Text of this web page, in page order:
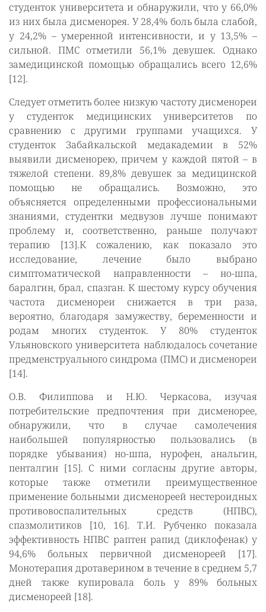
студенток университета и обнаружили, что у 66,0%
из них была дисменорея. У 28,4% боль была слабой,
у 24,2% – умеренной интенсивности, и у 13,5% –
сильной. ПМС отметили 56,1% девушек. Однако
замедицинской помощью обращались всего 12,6%
[12].
Следует отметить более низкую частоту дисменореи
у студенток медицинских университетов по
сравнению с другими группами учащихся. У
студенток Забайкальской медакадемии в 52%
выявили дисменорею, причем у каждой пятой – в
тяжелой степени. 89,8% девушек за медицинской
помощью не обращались. Возможно, это
объясняется определенными профессиональными
знаниями, студентки медвузов лучше понимают
проблему и, соответственно, раньше получают
терапию [13].К сожалению, как показало это
исследование, лечение было выбрано
симптоматической направленности – но-шпа,
баралгин, брал, спазган. К шестому курсу обучения
частота дисменореи снижается в три раза,
вероятно, благодаря замужеству, беременности и
родам многих студенток. У 80% студенток
Ульяновского университета наблюдалось сочетание
предменструального синдрома (ПМС) и дисменореи
[14].
О.В. Филиппова и Н.Ю. Черкасова, изучая
потребительские предпочтения при дисменорее,
обнаружили, что в случае самолечения
наибольшей популярностью пользовались (в
порядке убывания) но-шпа, нурофен, анальгин,
пенталгин [15]. С ними согласны другие авторы,
которые также отметили преимущественное
применение больными дисменореей нестероидных
противовоспалительных средств (НПВС),
спазмолитиков [10, 16]. Т.И. Рубченко показала
эффективность НПВС раптен рапид (диклофенак) у
94,6% больных первичной дисменореей [17].
Монотерапия дротаверином в течение в среднем 5,7
дней также купировала боль у 89% больных
дисменореей [18].